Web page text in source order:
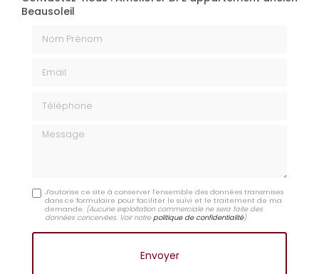
Beausoleil
Message
J'autorise ce site à conserver l'ensemble des données transmises
dans ce formulaire pour faciliter le suivi et le traitement de ma
demande. (Aucune exploitation commerciale ne sera faite des
données concervées. Voir notrepolitique de confidentialité)